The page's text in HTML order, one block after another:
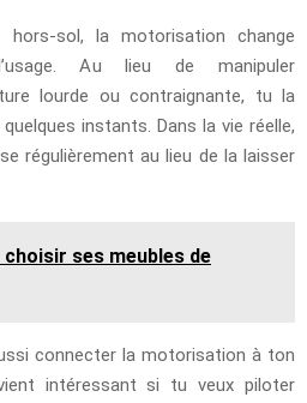
hors-sol, la motorisation change
Au lieu de manipuler
lourde ou contraignante, tu la
instants. Dans la vie réelle,
régulièrement au lieu de la laisser
ses meubles de
connecter la motorisation à ton
intéressant si tu veux piloter